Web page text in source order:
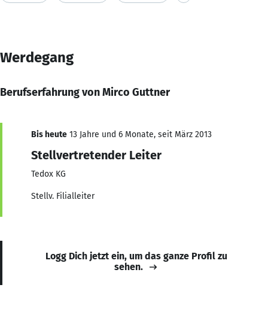
Werdegang
Berufserfahrung von Mirco Guttner
Bis heute 13 Jahre und 6 Monate, seit März 2013
Stellvertretender Leiter
Tedox KG
Stellv. Filialleiter
Logg Dich jetzt ein, um das ganze Profil zu
sehen.